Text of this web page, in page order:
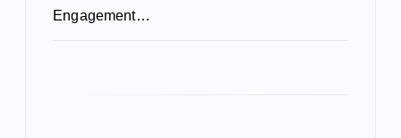
Engagement…